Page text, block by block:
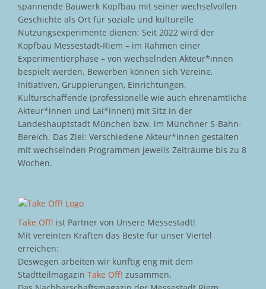
spannende Bauwerk Kopfbau mit seiner wechselvollen
Geschichte als Ort für soziale und kulturelle
Nutzungsexperimente dienen: Seit 2022 wird der
Kopfbau Messestadt-Riem – im Rahmen einer
Experimentierphase – von wechselnden Akteur*innen
bespielt werden. Bewerben können sich Vereine,
Initiativen, Gruppierungen, Einrichtungen,
Kulturschaffende (professionelle wie auch ehrenamtliche
Akteur*innen und Lai*innen) mit Sitz in der
Landeshauptstadt München bzw. im Münchner S-Bahn-
Bereich. Das Ziel: Verschiedene Akteur*innen gestalten
mit wechselnden Programmen jeweils Zeiträume bis zu 8
Wochen.
Take Off! ist Partner von Unsere Messestadt!
Mit vereinten Kräften das Beste für unser Viertel
erreichen:
Deswegen arbeiten wir künftig eng mit dem
Stadtteilmagazin Take Off! zusammen.